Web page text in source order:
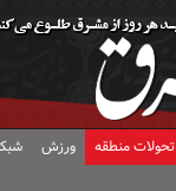
تحولات منطقه ورزش